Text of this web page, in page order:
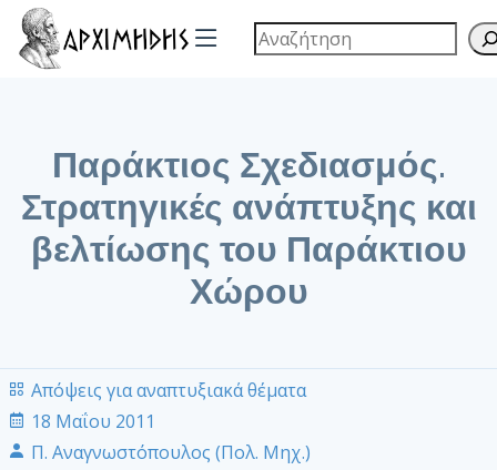
Παράκτιος Σχεδιασμός.
Στρατηγικές ανάπτυξης και
βελτίωσης του Παράκτιου
Χώρου
Απόψεις για αναπτυξιακά θέματα
18 Μαΐου 2011
Π. Αναγνωστόπουλος (Πολ. Μηχ.)